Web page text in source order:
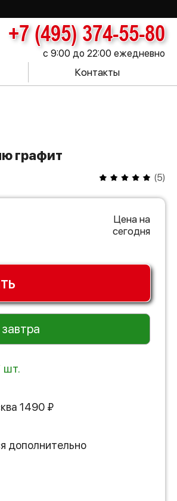
+7 (495) 374-55-80
с 9:00 до 22:00 ежедневно
Контакты
графит
(5)
Цена на
сегодня
шт.
1490 ₽
дополнительно